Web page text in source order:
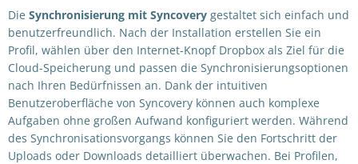
Die Synchronisierung mit Syncovery gestaltet sich einfach und
benutzerfreundlich. Nach der Installation erstellen Sie ein
Profil, wählen über den Internet-Knopf Dropbox als Ziel für die
Cloud-Speicherung und passen die Synchronisierungsoptionen
nach Ihren Bedürfnissen an. Dank der intuitiven
Benutzeroberfläche von Syncovery können auch komplexe
Aufgaben ohne großen Aufwand konfiguriert werden. Während
des Synchronisationsvorgangs können Sie den Fortschritt der
Uploads oder Downloads detailliert überwachen. Bei Profilen,